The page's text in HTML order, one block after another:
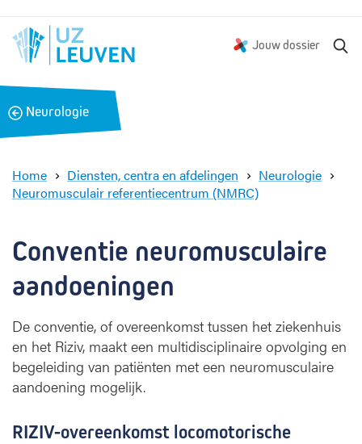
Jouw dossier
B
a
k
Neurologie
Home Diensten, centra en afdelingen
Neurologie
Neuromusculair referentiecentrum (NMRC)
v
i
e
Conventie neuromusculaire
aandoeningen
De conventie, of overeenkomst tussen het ziekenhuis
en het Riziv, maakt een multidisciplinaire opvolging en
begeleiding van patiënten met een neuromusculaire
aandoening mogelijk.
RIZIV-overeenkomst locomotorische